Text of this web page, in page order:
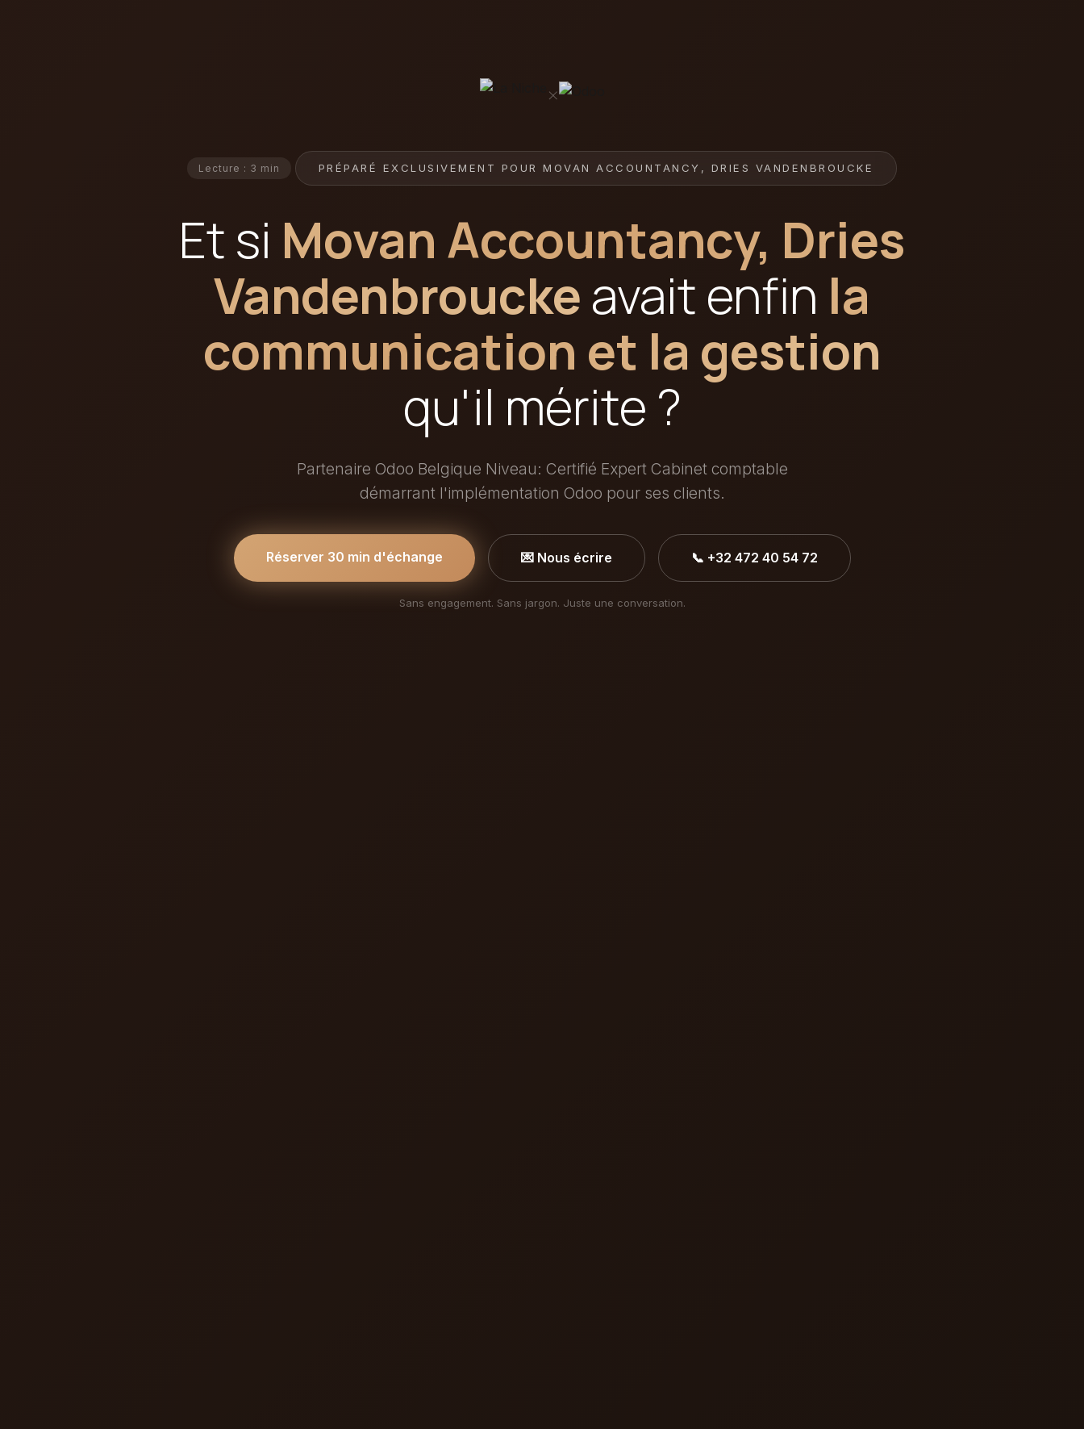
×
Lecture : 3 min PRÉPARÉ EXCLUSIVEMENT POUR MOVAN ACCOUNTANCY, DRIES VANDENBROUCKE
Et si Movan Accountancy, Dries
Vandenbrouckeavait enfin la
communication et la gestion
qu'il mérite ?
Partenaire Odoo Belgique Niveau: Certifié Expert Cabinet comptable
démarrant l'implémentation Odoo pour ses clients.
Réserver 30 min d'échange 💌 Nous écrire 📞 +32 472 40 54 72
Sans engagement. Sans jargon. Juste une conversation.